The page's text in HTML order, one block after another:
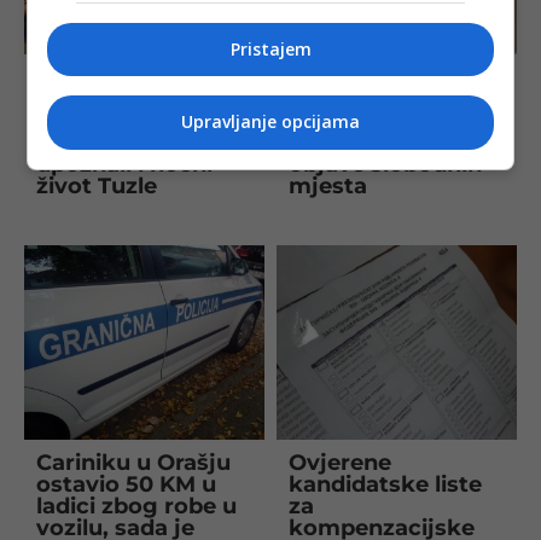
Dan ispunjen
volontiranjem, noć
uz druženje:
Izviđači iz Italije
upoznali i noćni
život Tuzle
Univerzitet u Tuzli
uskoro otvara
drugi upisni rok,
objave slobodnih
mjesta
Cariniku u Orašju
ostavio 50 KM u
ladici zbog robe u
vozilu, sada je
Ovjerene
kandidatske liste
za
kompenzacijske
Pristajem
Upravljanje opcijama